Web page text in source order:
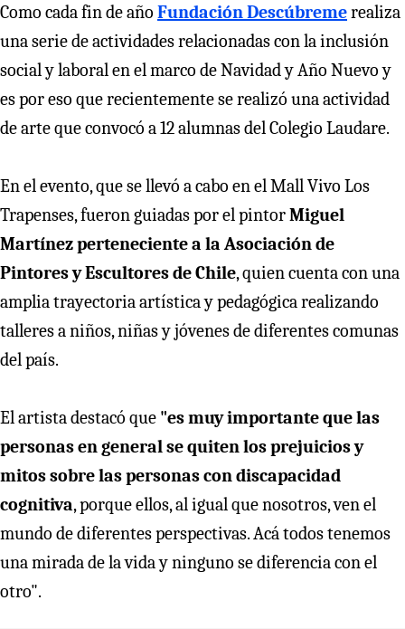
Como cada fin de año Fundación Descúbremerealiza
una serie de actividades relacionadas con la inclusión
social y laboral en el marco de Navidad y Año Nuevo y
es por eso que recientemente se realizó una actividad
de arte que convocó a 12 alumnas del Colegio Laudare.
En el evento, que se llevó a cabo en el Mall Vivo Los
Trapenses, fueron guiadas por el pintorMiguel
Martínez perteneciente a la Asociación de
Pintores y Escultores de Chile, quien cuenta con una
amplia trayectoria artística y pedagógica realizando
talleres a niños, niñas y jóvenes de diferentes comunas
del país.
El artista destacó que "es muy importante que las
personas en general se quiten los prejuicios y
mitos sobre las personas con discapacidad
cognitiva, porque ellos, al igual que nosotros, ven el
mundo de diferentes perspectivas. Acá todos tenemos
una mirada de la vida y ninguno se diferencia con el
otro".